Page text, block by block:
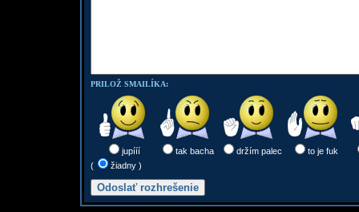
PRILOŽ SMAILÍKA:
jupííí tak bacha držím palec
to je fuk
(
žiadny )